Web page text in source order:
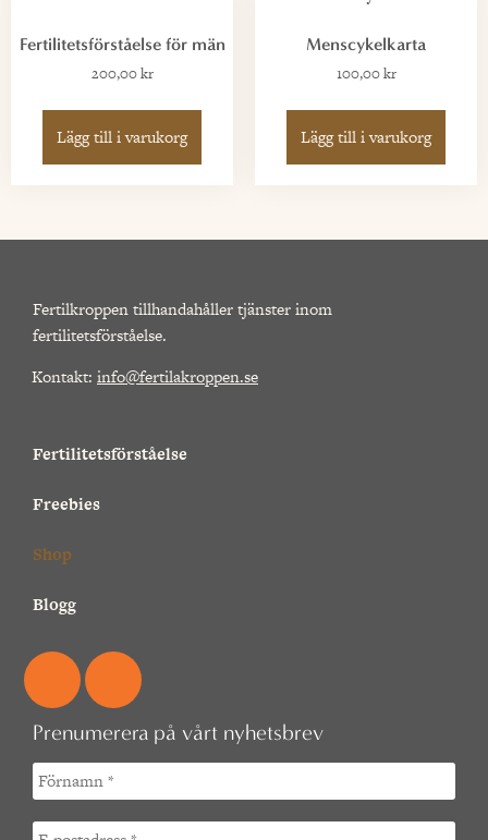
Fertilitetsförståelse för män
200,00kr
Lägg till i varukorg
Menscykelkarta
100,00kr
Lägg till i varukorg
Fertilkroppen tillhandahåller tjänster inom
fertilitetsförståelse.
Kontakt: info@fertilakroppen.se
Fertilitetsförståelse
Freebies
Shop
Blogg
Prenumerera på vårt nyhetsbrev